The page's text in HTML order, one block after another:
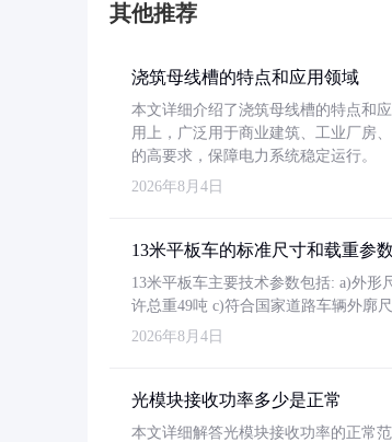
其他推荐
浇筑母线槽的特点和应用领域
本文详细介绍了浇筑母线槽的特点和
用上，广泛用于商业建筑、工业厂房
的高要求，保障电力系统稳定运行。
2026年8月4日
13米平板车的标准尺寸和载重参数
13米平板车主要技术参数包括: a)外形
许总重49吨 c)符合国家道路车辆外廓
2026年8月4日
光模块接收功率多少是正常
本文详细解答光模块接收功率的正常